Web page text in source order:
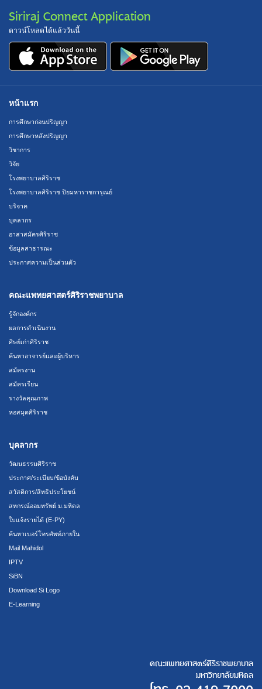
Siriraj Connect Application
ดาวน์โหลดได้แล้ววันนี้
หน้าแรก
การศึกษาก่อนปริญญา
การศึกษาหลังปริญญา
วิชาการ
วิจัย
โรงพยาบาลศิริราช
โรงพยาบาลศิริราช ปิยมหาราชการุณย์
บริจาค
บุคลากร
อาสาสมัครศิริราช
ข้อมูลสาธารณะ
ประกาศความเป็นส่วนตัว
คณะแพทยศาสตร์ศิริราชพยาบาล
รู้จักองค์กร
ผลการดำเนินงาน
ศิษย์เก่าศิริราช
ค้นหาอาจารย์และผู้บริหาร
สมัครงาน
สมัครเรียน
รางวัลคุณภาพ
หอสมุดศิริราช
บุคลากร
วัฒนธรรมศิริราช
ประกาศ/ระเบียบ/ข้อบังคับ
สวัสดิการ/สิทธิประโยชน์
สหกรณ์ออมทรัพย์ ม.มหิดล
ใบแจ้งรายได้ (E-PY)
ค้นหาเบอร์โทรศัพท์ภายใน
Mail Mahidol
IPTV
SiBN
Download Si Logo
E-Learning
คณะแพทยศาสตร์ศิริราชพยาบาล
มหาวิทยาลัยมหิดล